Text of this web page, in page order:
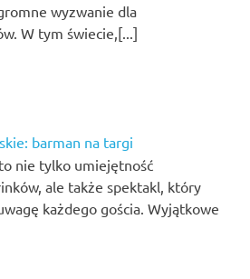
wyzwanie dla
W tym świecie,[...]
barman na targi
nie tylko umiejętność
ale także spektakl, który
każdego gościa. Wyjątkowe